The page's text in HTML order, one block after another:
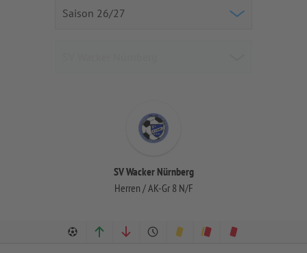
SV Wacker Nürnberg
Herren / AK-Gr 8 N/F